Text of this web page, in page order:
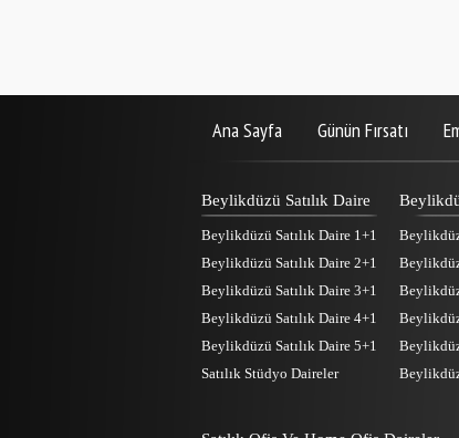
Ana Sayfa Günün Fırsatı
Beylikdüzü Satılık Daire
Beylikdüzü Satılık Daire 1+1
Beylikdüzü Satılık Daire 2+1
Beylikdüzü Satılık Daire 3+1
Beylikdüzü Satılık Daire 4+1
Beylikdüzü Satılık Daire 5+1
Satılık Stüdyo Daireler